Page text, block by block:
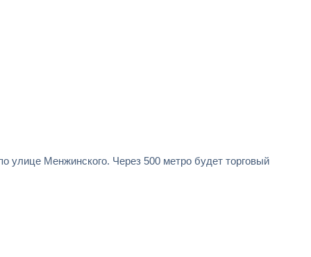
улице Менжинского. Через 500 метро будет торговый